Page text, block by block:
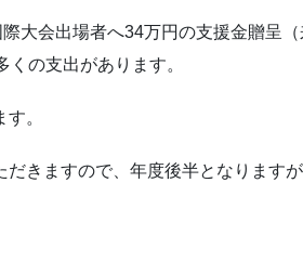
大会出場者へ34万円の支援金贈呈
の支出があります。
。
きますので、年度後半となります